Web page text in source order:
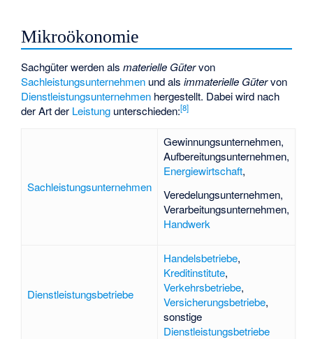
Mikroökonomie
Sachgüter werden alsmaterielle Gütervon
Sachleistungsunternehmen und alsimmaterielle Gütervon
Dienstleistungsunternehmen hergestellt. Dabei wird nach
der Art der Leistung unterschieden:[8]
Sachleistungsunternehmen
Gewinnungsunternehmen,
Aufbereitungsunternehmen,
Energiewirtschaft,
Veredelungsunternehmen,
Verarbeitungsunternehmen,
Handwerk
Dienstleistungsbetriebe
Handelsbetriebe,
Kreditinstitute,
Verkehrsbetriebe,
Versicherungsbetriebe,
sonstige
Dienstleistungsbetriebe